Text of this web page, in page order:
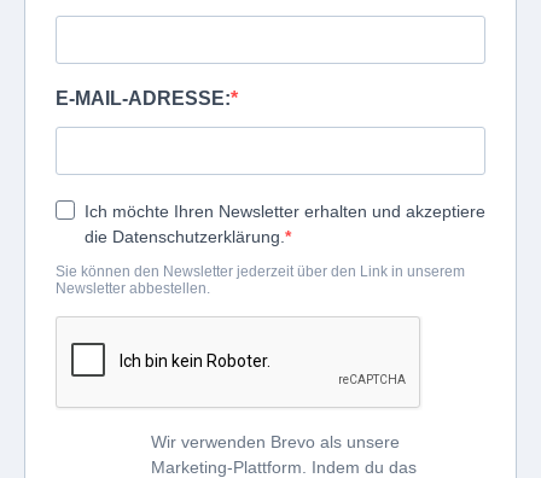
E-MAIL-ADRESSE:
Ich möchte Ihren Newsletter erhalten und akzeptiere
die Datenschutzerklärung.
Sie können den Newsletter jederzeit über den Link in unserem
Newsletter abbestellen.
Wir verwenden Brevo als unsere
Marketing-Plattform. Indem du das